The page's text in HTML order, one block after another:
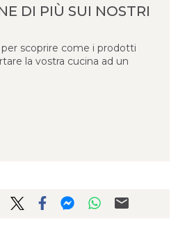
DI PIÙ SUI NOSTRI
scoprire come i prodotti
la vostra cucina ad un